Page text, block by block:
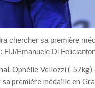
chercher sa première
FIJ/Emanuele Di
Ophélie Vellozzi (-57kg)
première médaille en